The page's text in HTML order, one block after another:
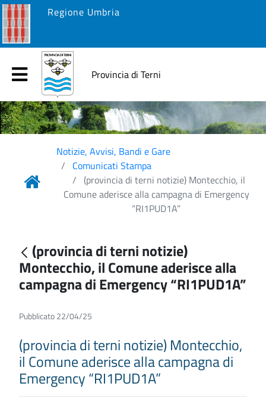
Regione Umbria
Provincia di Terni
Notizie, Avvisi, Bandi e Gare
Comunicati Stampa
(provincia di terni notizie) Montecchio, il
Comune aderisce alla campagna di Emergency
“RI1PUD1A”
(provincia di terni notizie)
Montecchio, il Comune aderisce alla
campagna di Emergency “RI1PUD1A”
Pubblicato 22/04/25
(provincia di terni notizie) Montecchio,
il Comune aderisce alla campagna di
Emergency “RI1PUD1A”